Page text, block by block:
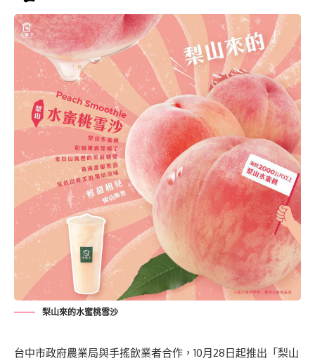
梨山來的水蜜桃雪沙
台中市政府農業局與手搖飲業者合作，10月28日起推出「梨山